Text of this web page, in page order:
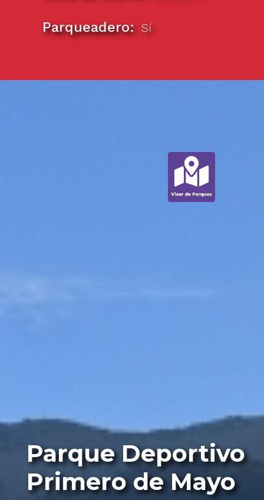
Parqueadero Sí
Parque Deportivo
Primero de Mayo